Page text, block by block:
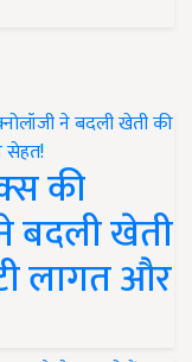
की
बदली खेती
लागत और